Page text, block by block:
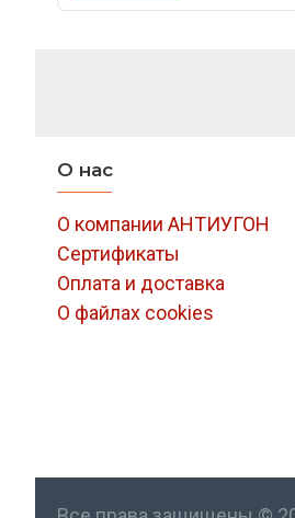
О нас
О компании АНТИУГОН
Сертификаты
Оплата и доставка
О файлах cookies